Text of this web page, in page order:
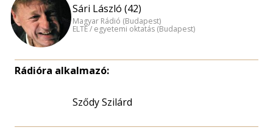
Sári László (42)
Magyar Rádió (Budapest)
ELTE / egyetemi oktatás (Budapest)
Rádióra alkalmazó:
Sződy Szilárd